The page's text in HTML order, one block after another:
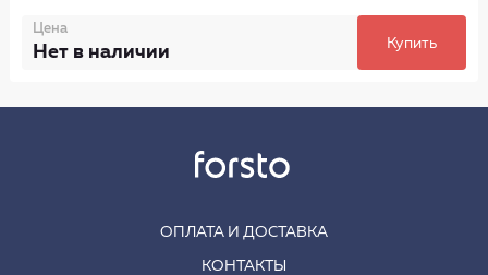
Цена
Нет в наличии Купить
ОПЛАТА И ДОСТАВКА
КОНТАКТЫ